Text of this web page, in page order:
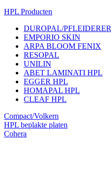
HPL Producten
DUROPAL/PFLEIDERER
EMPORIO SKIN
ARPA BLOOM FENIX
RESOPAL
UNILIN
ABET LAMINATI HPL
EGGER HPL
HOMAPAL HPL
CLEAF HPL
Compact/Volkern
HPL beplakte platen
Cohera